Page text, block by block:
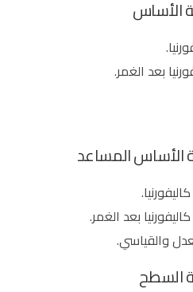
الأساس
بعد الغمر.
الأساس المساعد
بعد الغمر.
والقياسي.
السطح